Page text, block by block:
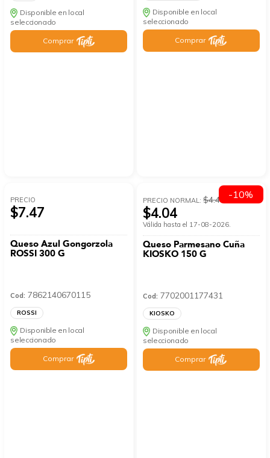
Disponible en local
seleccionado
Comprar
Disponible en local
seleccionado
Comprar
PRECIO
$7.47
Queso Azul Gongorzola
ROSSI 300 G
Cod: 7862140670115
ROSSI
Disponible en local
seleccionado
Comprar
PRECIO NORMAL:$4.49
$4.04
Válida hasta el 17-08-2026.
Queso Parmesano Cuña
KIOSKO 150 G
Cod: 7702001177431
KIOSKO
Disponible en local
seleccionado
Comprar
-10%